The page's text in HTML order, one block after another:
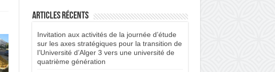
Articles récents
Invitation aux activités de la journée d’étude
sur les axes stratégiques pour la transition de
l’Université d’Alger 3 vers une université de
quatrième génération